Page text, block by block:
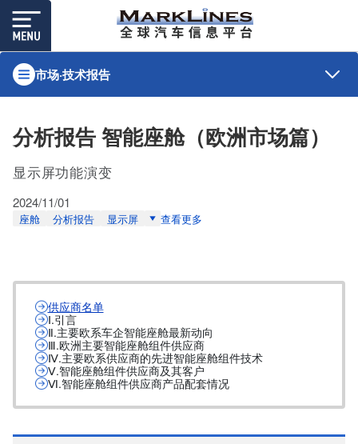
市场·技术报告
分析报告 智能座舱（欧洲市场篇）
显示屏功能演变
2024/11/01
座舱 分析报告 显示屏 查看更多
供应商名单
Ⅰ.引言
Ⅱ.主要欧系车企智能座舱最新动向
Ⅲ.欧洲主要智能座舱组件供应商
Ⅳ.主要欧系供应商的先进智能座舱组件技术
Ⅴ.智能座舱组件供应商及其客户
Ⅵ.智能座舱组件供应商产品配套情况